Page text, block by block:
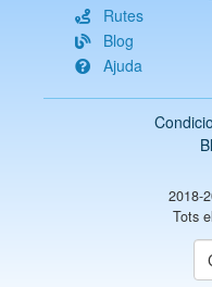
Rutes
Blog
Ajuda
2018-
Tots